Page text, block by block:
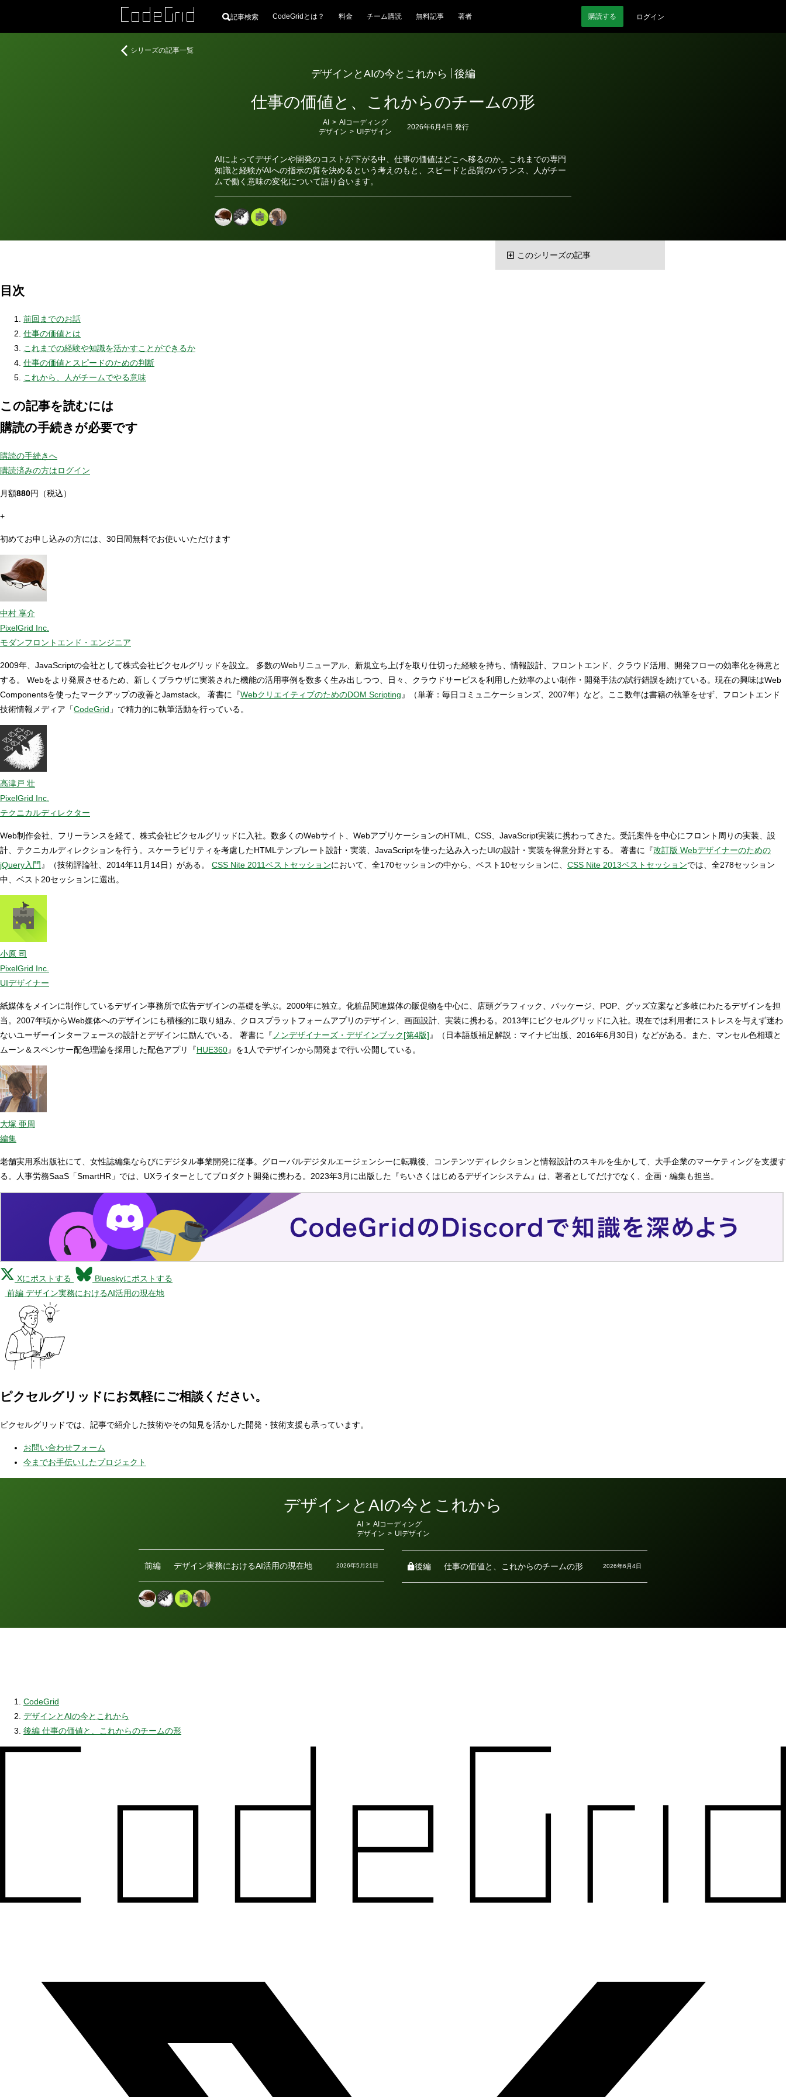
記事検索 CodeGridとは？ 料金 チーム購読 無料記事 著者 購読する ログイン
デザインとAIの今とこれから 後編
仕事の価値と、これからのチームの形
AIによってデザインや開発のコストが下がる中、仕事の価値はどこへ移るのか。これまでの専門
知識と経験がAIへの指示の質を決めるという考えのもと、スピードと品質のバランス、人がチー
ムで働く意味の変化について語り合います。
カ
テ
AI > AIコーディング
デザイン > UIデザイン
2026年6月4日 発行
デ
シリーズの記事一覧
このシリーズの記事
目次
前回までのお話
仕事の価値とは
これまでの経験や知識を活かすことができるか
仕事の価値とスピードのための判断
これから、人がチームでやる意味
この記事を読むには
購読の手続きが必要です
購読の手続きへ
購読済みの方はログイン
月額880円（税込）
+
初めてお申し込みの方には、30日間無料でお使いいただけます
中村 享介
PixelGrid Inc.
モダンフロントエンド・エンジニア
2009年、JavaScriptの会社として株式会社ピクセルグリッドを設立。 多数のWebリニューアル、新規立ち上げを取り仕切った経験を持ち、情報設計、フロントエンド、クラウド活用、開発フローの効率化を得意と
する。 Webをより発展させるため、新しくブラウザに実装された機能の活用事例を数多く生み出しつつ、日々、クラウドサービスを利用した効率のよい制作・開発手法の試行錯誤を続けている。現在の興味はWeb
Componentsを使ったマークアップの改善とJamstack。 著書に『WebクリエイティブのためのDOM Scripting 』（単著：毎日コミュニケーションズ、2007年）など。ここ数年は書籍の執筆をせず、フロントエンド
技術情報メディア「CodeGrid 」で精力的に執筆活動を行っている。
高津戸 壮
PixelGrid Inc.
テクニカルディレクター
Web制作会社、フリーランスを経て、株式会社ピクセルグリッドに入社。数多くのWebサイト、WebアプリケーションのHTML、CSS、JavaScript実装に携わってきた。受託案件を中心にフロント周りの実装、設
計、テクニカルディレクションを行う。スケーラビリティを考慮したHTMLテンプレート設計・実装、JavaScriptを使った込み入ったUIの設計・実装を得意分野とする。 著書に『改訂版 Webデザイナーのための
jQuery入門 』（技術評論社、2014年11月14日）がある。 CSS Nite 2011ベストセッションにおいて、全170セッションの中から、ベスト10セッションに、 CSS Nite 2013ベストセッションでは、全278セッション
中、ベスト20セッションに選出。
小原 司
PixelGrid Inc.
UIデザイナー
紙媒体をメインに制作しているデザイン事務所で広告デザインの基礎を学ぶ。2000年に独立。化粧品関連媒体の販促物を中心に、店頭グラフィック、パッケージ、POP、グッズ立案など多岐にわたるデザインを担
当。2007年頃からWeb媒体へのデザインにも積極的に取り組み、クロスプラットフォームアプリのデザイン、画面設計、実装に携わる。2013年にピクセルグリッドに入社。現在では利用者にストレスを与えず迷わ
ないユーザーインターフェースの設計とデザインに励んでいる。 著書に『 ノンデザイナーズ・デザインブック[第4版] 』（日本語版補足解説：マイナビ出版、2016年6月30日）などがある。また、マンセル色相環と
ムーン＆スペンサー配色理論を採用した配色アプリ『HUE360』を1人でデザインから開発まで行い公開している。
大塚 亜周
編集
老舗実用系出版社にて、女性誌編集ならびにデジタル事業開発に従事。グローバルデジタルエージェンシーに転職後、コンテンツディレクションと情報設計のスキルを生かして、大手企業のマーケティングを支援す
る。人事労務SaaS「SmartHR」では、UXライターとしてプロダクト開発に携わる。2023年3月に出版した『ちいさくはじめるデザインシステム』は、著者としてだけでなく、企画・編集も担当。
Xにポストする
Blueskyにポストする
前編 デザイン実務におけるAI活用の現在地
ピクセルグリッドにお気軽にご相談ください。
ピクセルグリッドでは、記事で紹介した技術やその知見を活かした開発・技術支援も承っています。
お問い合わせフォーム
今までお手伝いしたプロジェクト
デザインとAIの今とこれから
カ
テ
ゴ
リ
AI > AIコーディング
デザイン > UIデザイン
前編 デザイン実務におけるAI活用の現在地 2026年5月21日 後編 仕事の価値と、これからのチームの形 2026年6月4日
CodeGrid
デザインとAIの今とこれから
後編 仕事の価値と、これからのチームの形